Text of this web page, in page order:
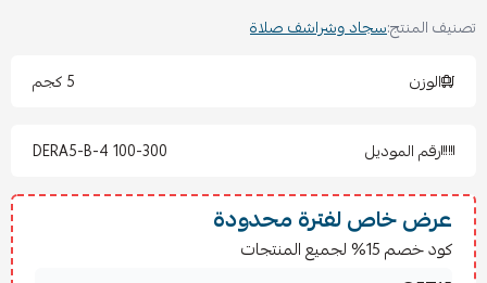
والمجالس).
الطباعة:
الصنع: صيني.
سجاد عملي وسهل التنظيف.
يدوم لفترة طويلة بفضل خامته الثقيلة.
يضيف لمسة فاخرة لديكور المنزل.
تصنيف المنتج:سجاد وشراشف صلاة
الوزن
5 كجم
رقم الموديل DERA5-B-4 100-300
عرض خاص لفترة محدودة
كود خصم 15% لجميع المنتجات